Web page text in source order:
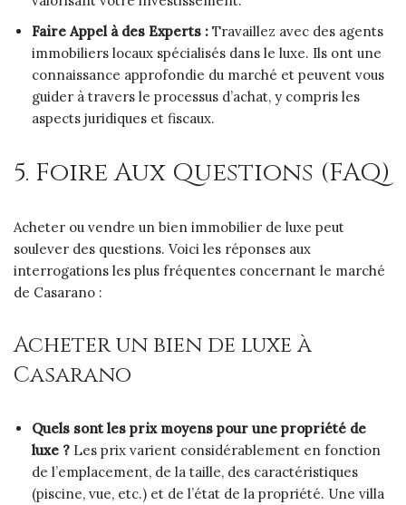
Faire Appel à des Experts : Travaillez avec des agents
immobiliers locaux spécialisés dans le luxe. Ils ont une
connaissance approfondie du marché et peuvent vous
guider à travers le processus d’achat, y compris les
aspects juridiques et fiscaux.
5. Foire Aux Questions (FAQ)
Acheter ou vendre un bien immobilier de luxe peut
soulever des questions. Voici les réponses aux
interrogations les plus fréquentes concernant le marché
de Casarano :
Acheter un bien de luxe à
Casarano
Quels sont les prix moyens pour une propriété de
luxe ? Les prix varient considérablement en fonction
de l’emplacement, de la taille, des caractéristiques
(piscine, vue, etc.) et de l’état de la propriété. Une villa